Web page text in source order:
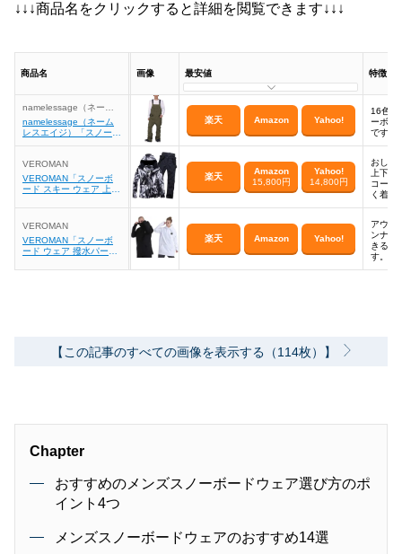
↓↓↓商品名をクリックすると詳細を閲覧できます↓↓↓
商品名 画像 最安値 特徴
namelessage（ネーム
レスエイジ）
namelessage（ネーム
レスエイジ）「スノーボ
楽天 Amazon Yahoo!
16色の
ーボー
です。
VEROMAN
VEROMAN「スノーボ
ード スキー ウェア 上下
楽天
Amazon
15,800円
Yahoo!
14,800円
おしゃ
上下セ
コーデ
く着こ
VEROMAN
VEROMAN「スノーボ
ード ウェア 撥水パーカ
楽天 Amazon Yahoo!
アウタ
ンナー
きるソ
す。
【この記事のすべての画像を表示する（114枚）】
Chapter
おすすめのメンズスノーボードウェア選び方のポ
イント4つ
メンズスノーボードウェアのおすすめ14選